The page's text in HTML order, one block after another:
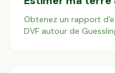
Obtenez un rapport
DVF autour de